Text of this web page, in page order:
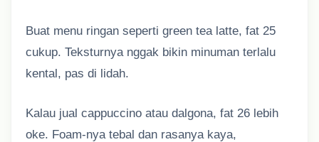
Buat menu ringan seperti green tea latte, fat 25
cukup. Teksturnya nggak bikin minuman terlalu
kental, pas di lidah.
Kalau jual cappuccino atau dalgona, fat 26 lebih
oke. Foam-nya tebal dan rasanya kaya,